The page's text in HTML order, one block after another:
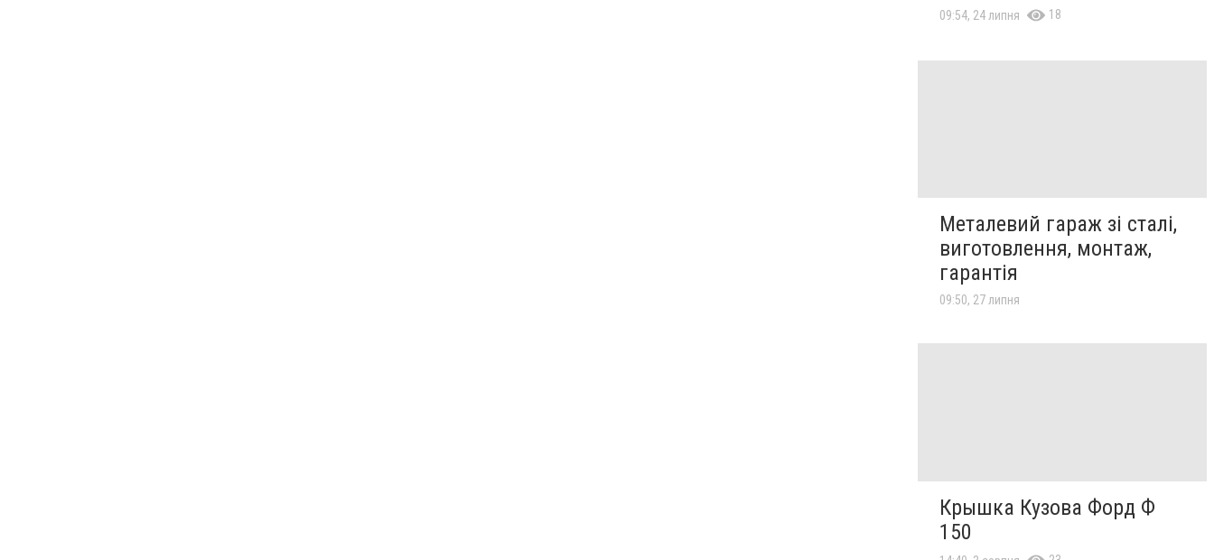
09:54, 24 липня 18
Металевий гараж зі сталі,
виготовлення, монтаж,
гарантія
09:50, 27 липня
Крышка Кузова Форд Ф
150